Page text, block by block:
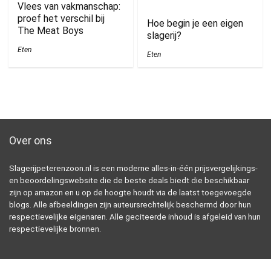
Vlees van vakmanschap:
proef het verschil bij
The Meat Boys
Eten
Hoe begin je een eigen
slagerij?
Eten
Over ons
Slagerijpeterenzoon.nl is een moderne alles-in-één prijsvergelijkings-
en beoordelingswebsite die de beste deals biedt die beschikbaar
zijn op amazon en u op de hoogte houdt via de laatst toegevoegde
blogs. Alle afbeeldingen zijn auteursrechtelijk beschermd door hun
respectievelijke eigenaren. Alle geciteerde inhoud is afgeleid van hun
respectievelijke bronnen.